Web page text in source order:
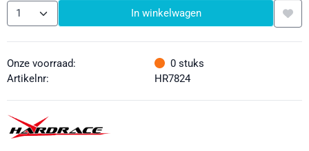
Aantal In winkelwagen
Onze voorraad: 0 stuks
Artikelnr:
HR7824